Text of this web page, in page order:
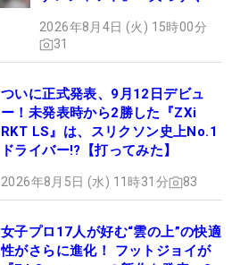
セッティング
2026年8月4日 (火) 15時00分
31
ついに正式発表、9月12日デビュ
ー！未発表時から2勝した『ZXi
RKT LS』は、スリクソン史上No.1
ドライバー!?【打ってみた】
2026年8月5日 (水) 11時31分 83
女子プロ17人が好む“雲の上”の快適
性がさらに進化！ フットジョイが